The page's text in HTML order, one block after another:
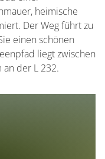
heimische
Der Weg führt zu
einen schönen
liegt zwischen
der L 232.